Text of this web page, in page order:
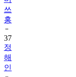
쓰
홍
37
정
해
인